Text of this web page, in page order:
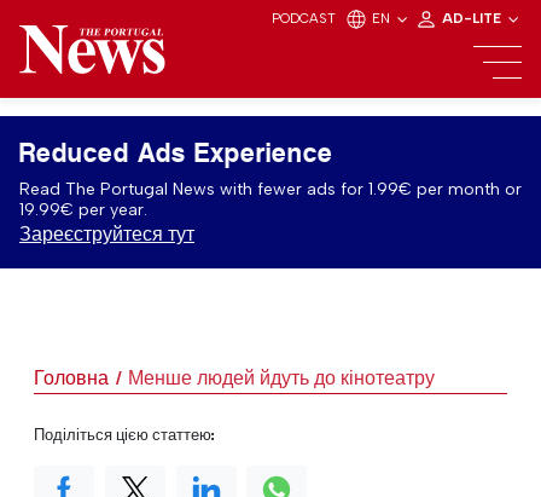
PODCAST EN AD-LITE
Reduced Ads Experience
Read The Portugal News with fewer ads for 1.99€ per month or
19.99€ per year.
Зареєструйтеся тут
Головна Менше людей йдуть до кінотеатру
Поділіться цією статтею: